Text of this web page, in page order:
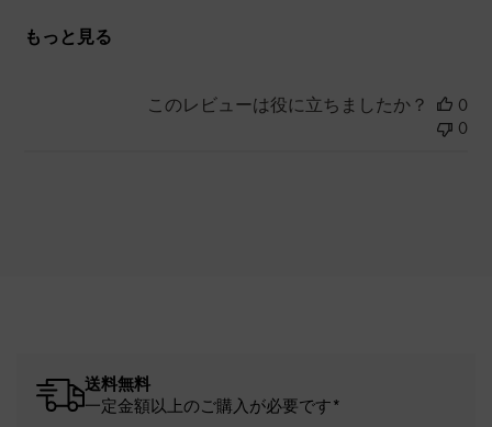
もっと見る
このレビューは役に立ちましたか？
0
0
送料無料
一定金額以上のご購入が必要です*